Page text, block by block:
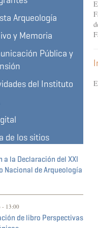
Arqueología
y Memoria
Pública y
del Instituto
de los sitios
a la Declaración del XXI
Nacional de Arqueología
- 13:00
de libro Perspectivas